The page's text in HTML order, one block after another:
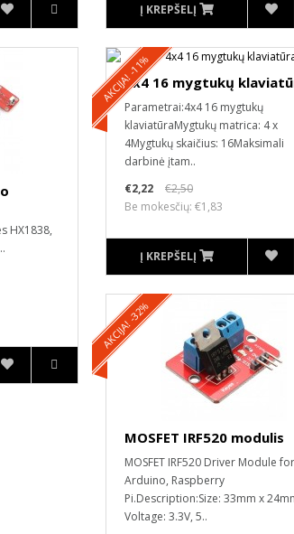
Į KREPŠELĮ
HX1838,
AKCIJA! -11%4x4 16 mygtukų
Parametrai:4x4 16 mygtukų
klaviatūraMygtukų matrica: 4 x
4Mygtukų skaičius: 16Maksimali
darbinė įtam..
€2,22
€2,50
Be mokesčių: €1,83
Į KREPŠELĮ
AKCIJA! -32%
MOSFET IRF520 modulis
MOSFET IRF520 Driver Module for
Arduino, Raspberry
Pi.Description:Size: 33mm x
Voltage: 3.3V, 5..